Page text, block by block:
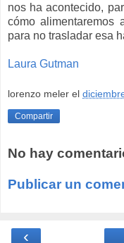
nos ha acontecido,
cómo alimentaremos
para no trasladar esa
Laura Gutman
lorenzo meler el
Compartir
No hay
Publicar un
‹